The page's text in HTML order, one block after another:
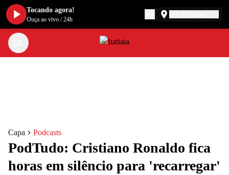
Capa Podcasts
PodTudo: Cristiano Ronaldo fica
horas em silêncio para 'recarregar'
Tocando agora!
Ouça ao vivo /24h